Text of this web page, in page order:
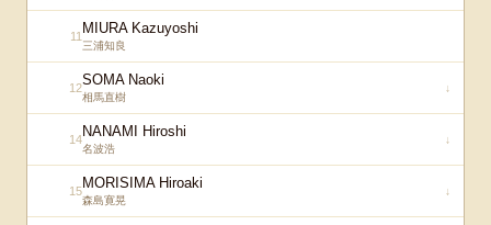
11 MIURA Kazuyoshi
三浦知良
12SOMA Naoki
相馬直樹
↓
14NANAMI Hiroshi
名波浩
↓
15MORISIMA Hiroaki
森島寛晃
↓